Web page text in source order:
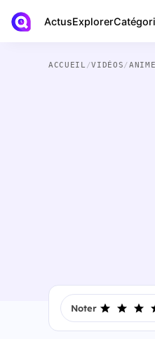
ActusExplorer
ACCUEIL /VIDÉOS/ANIME
Noter